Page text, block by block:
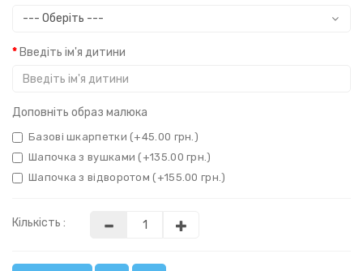
Введіть ім'я дитини
Доповніть образ малюка
Базові шкарпетки (+45.00 грн.)
Шапочка з вушками (+135.00 грн.)
Шапочка з відворотом (+155.00 грн.)
Кількість :